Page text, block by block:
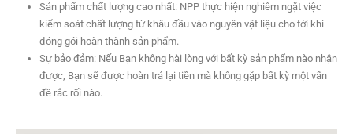
Sản phẩm chất lượng cao nhất: NPP thực hiện nghiêm ngặt việc
kiểm soát chất lượng từ khâu đầu vào nguyên vật liệu cho tới khi
đóng gói hoàn thành sản phẩm.
Sự bảo đảm: Nếu Bạn không hài lòng với bất kỳ sản phẩm nào nhận
được, Bạn sẽ được hoàn trả lại tiền mà không gặp bất kỳ một vấn
đề rắc rối nào.